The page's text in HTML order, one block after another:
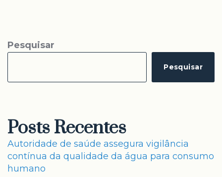
Pesquisar
Pesquisar
Posts Recentes
Autoridade de saúde assegura vigilância
contínua da qualidade da água para consumo
humano